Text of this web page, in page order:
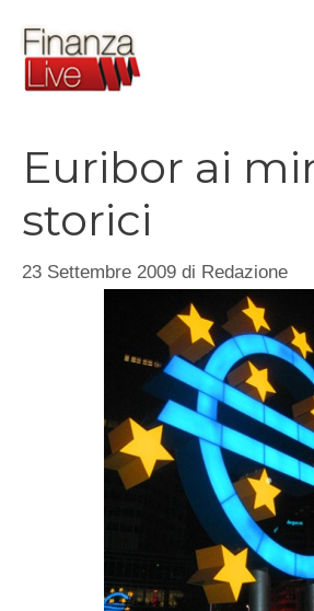
contenuto
Euribor ai
storici
23 Settembre 2009 di Redazione